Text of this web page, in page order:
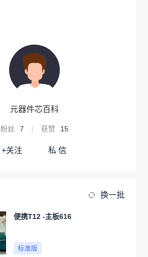
元器件芯百科
粉丝 7 | 获赞 15
+关注 私 信
换一批
便携T12 -主板616
标准版